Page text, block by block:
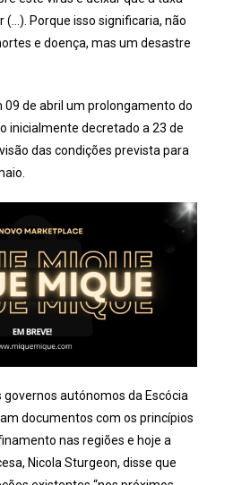
(…). Porque isso significaria, não
e doença, mas um desastre
09 de abril um prolongamento do
inicialmente decretado a 23 de
das condições prevista para
governos autónomos da Escócia
documentos com os princípios
nas regiões e hoje a
Nicola Sturgeon, disse que